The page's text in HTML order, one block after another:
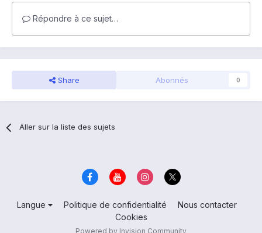
Répondre à ce sujet…
Share Abonnés 0
Aller sur la liste des sujets
Langue Politique de confidentialité
Nous contacter
Cookies
Powered by Invision Community